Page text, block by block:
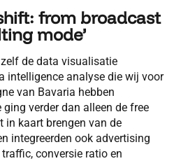
from broadcast
mode’
de data visualisatie
intelligence analyse die wij voor
van Bavaria hebben
verder dan alleen de free
kaart brengen van de
integreerden ook advertising
conversie ratio en